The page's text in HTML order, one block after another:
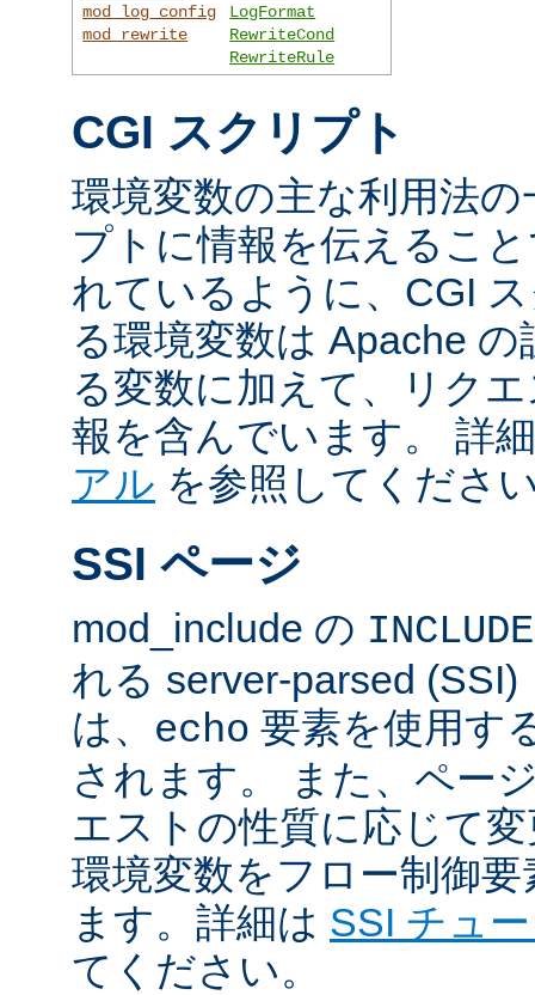
mod_log_config
mod_rewrite
LogFormat
RewriteCond
RewriteRule
CGI スクリプト
環境変数の主な利用法
プトに情報を伝えるこ
れているように、CGI
る環境変数は Apache
る変数に加えて、リク
報を含んでいます。 詳
アル を参照してくださ
SSI ページ
mod_include の
れる server-parsed
は、 echo 要素を使用す
されます。 また、ペー
エストの性質に応じて
環境変数をフロー制御
ます。詳細は SSI チュ
てください。